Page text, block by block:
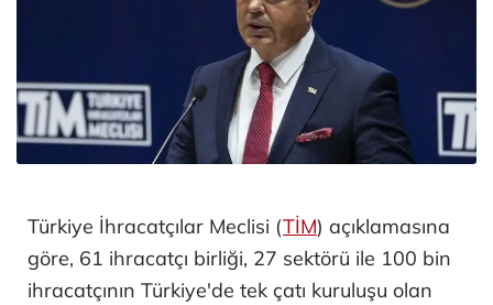
Türkiye İhracatçılar Meclisi (TİM) açıklamasına
göre, 61 ihracatçı birliği, 27 sektörü ile 100 bin
ihracatçının Türkiye'de tek çatı kuruluşu olan